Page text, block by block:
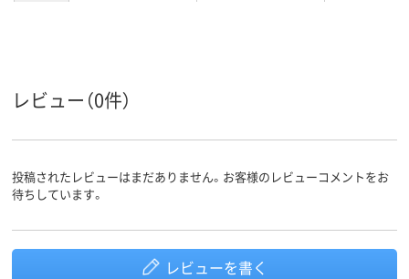
レビュー（0件）
投稿されたレビューはまだありません。お客様のレビューコメントをお
待ちしています。
レビューを書く